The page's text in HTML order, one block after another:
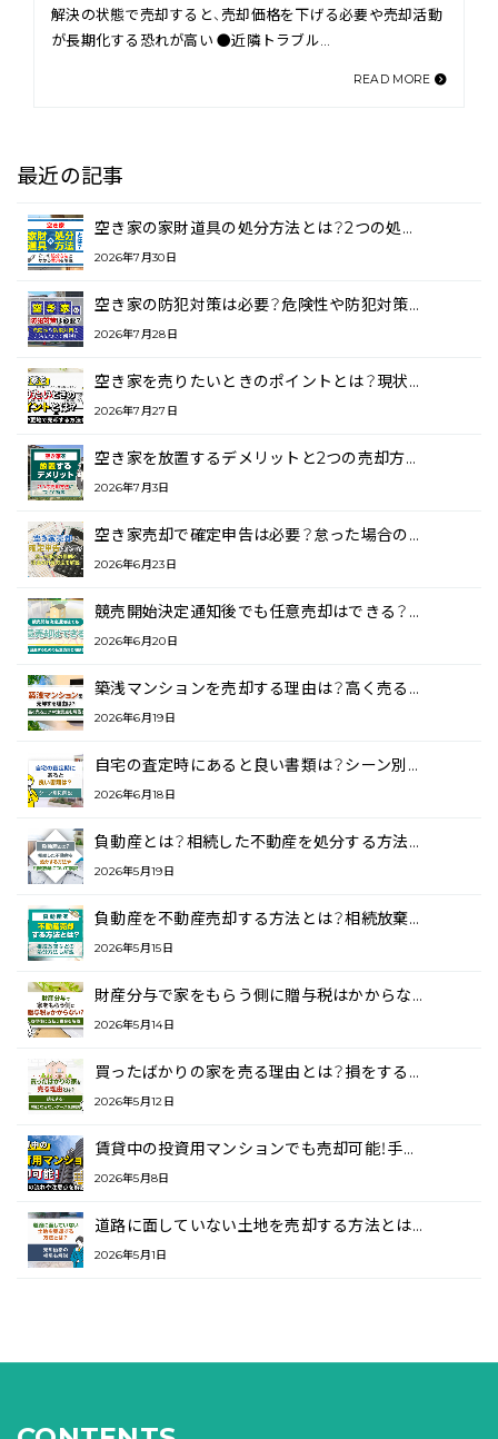
解決の状態で売却すると、売却価格を下げる必要や売却活動
が長期化する恐れが高い ●近隣トラブル…
READ MORE
最近の記事
空き家の家財道具の処分方法とは？2つの処…
2026年7月30日
空き家の防犯対策は必要？危険性や防犯対策…
2026年7月28日
空き家を売りたいときのポイントとは？現状…
2026年7月27日
空き家を放置するデメリットと2つの売却方…
2026年7月3日
空き家売却で確定申告は必要？怠った場合の…
2026年6月23日
競売開始決定通知後でも任意売却はできる？…
2026年6月20日
築浅マンションを売却する理由は？高く売る…
2026年6月19日
自宅の査定時にあると良い書類は？シーン別…
2026年6月18日
負動産とは？相続した不動産を処分する方法…
2026年5月19日
負動産を不動産売却する方法とは？相続放棄…
2026年5月15日
財産分与で家をもらう側に贈与税はかからな…
2026年5月14日
買ったばかりの家を売る理由とは？損をする…
2026年5月12日
賃貸中の投資用マンションでも売却可能！手…
2026年5月8日
道路に面していない土地を売却する方法とは…
2026年5月1日